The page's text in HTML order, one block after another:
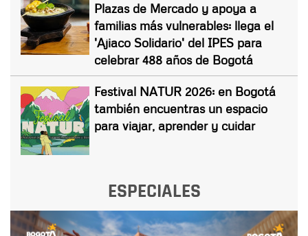
Plazas de Mercado y apoya a
familias más vulnerables: llega el
'Ajiaco Solidario' del IPES para
celebrar 488 años de Bogotá
Festival NATUR 2026: en Bogotá
también encuentras un espacio
para viajar, aprender y cuidar
ESPECIALES